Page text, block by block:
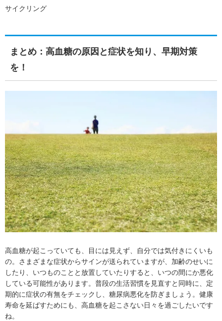
サイクリング
まとめ：高血糖の原因と症状を知り、早期対策
を！
高血糖が起こっていても、目には見えず、自分では気付きにくいも
の。さまざまな症状からサインが送られていますが、加齢のせいに
したり、いつものことと放置していたりすると、いつの間にか悪化
している可能性があります。普段の生活習慣を見直すと同時に、定
期的に症状の有無をチェックし、糖尿病悪化を防ぎましょう。健康
寿命を延ばすためにも、高血糖を起こさない日々を過ごしたいです
ね。